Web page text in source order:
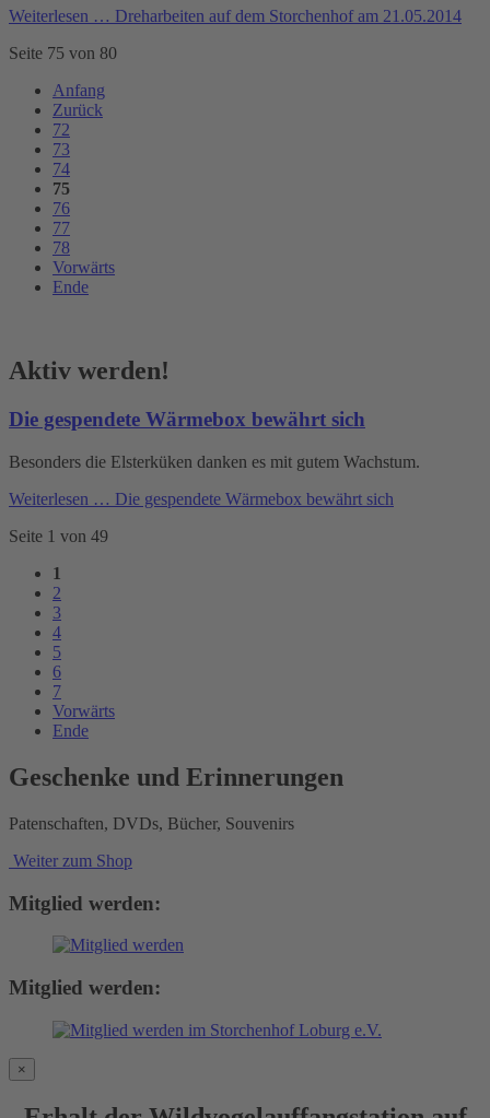
Weiterlesen … Dreharbeiten auf dem Storchenhof am 21.05.2014
Seite 75 von 80
Anfang
Zurück
72
73
74
75
76
77
78
Vorwärts
Ende
Aktiv werden!
Die gespendete Wärmebox bewährt sich
Besonders die Elsterküken danken es mit gutem Wachstum.
Weiterlesen … Die gespendete Wärmebox bewährt sich
Seite 1 von 49
1
2
3
4
5
6
7
Vorwärts
Ende
Geschenke und Erinnerungen
Patenschaften, DVDs, Bücher, Souvenirs
Weiter zum Shop
Mitglied werden:
Mitglied werden:
×